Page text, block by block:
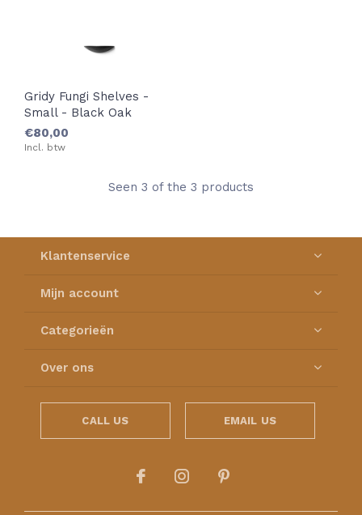
Gridy Fungi Shelves -
Small - Black Oak
€80,00
Incl. btw
Seen 3 of the 3 products
Klantenservice
Mijn account
Categorieën
Over ons
CALL US EMAIL US